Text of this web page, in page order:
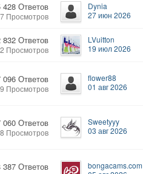
428 Ответов
Просмотров
Dynia
27 июн 2026
832 Ответов
Просмотров
LVuitton
19 июл 2026
096 Ответов
Просмотров
flower88
01 авг 2026
060 Ответов
Просмотров
Sweetyyy
03 авг 2026
387 Ответов
bongacams.com